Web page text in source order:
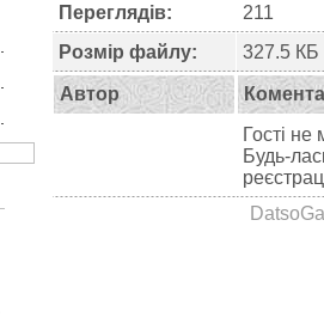
Переглядів:
211
Розмір файлу:
327.5 КБ
Автор
Гості
Будь-